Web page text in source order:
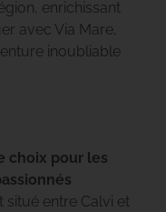
enrichissant
avec Via Mare,
inoubliable
choix pour les
situé entre Calvi et